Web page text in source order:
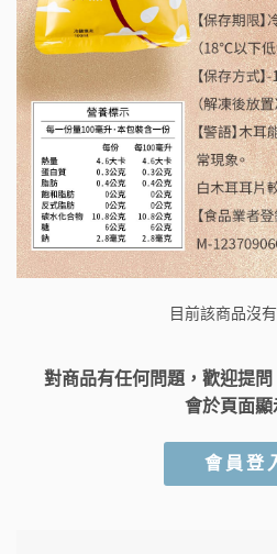
目前該商品沒
對商品有任何問題，歡迎提
會於頁面顯
會員登